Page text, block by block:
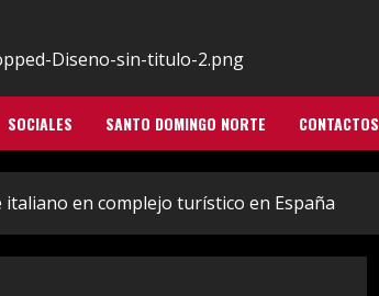
SOCIALES SANTO DOMINGO NORTE CONTACTOS
en complejo turístico en España